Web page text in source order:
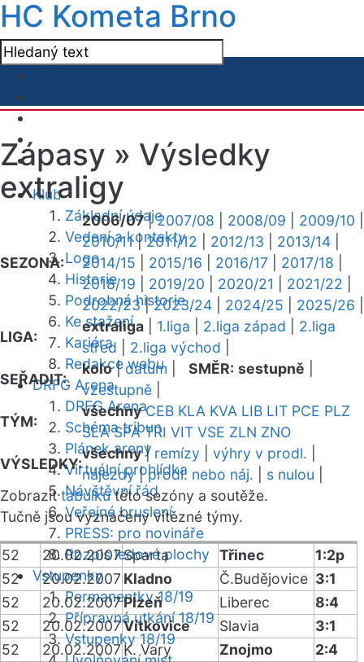
HC Kometa Brno
Klub
Základní údaje
Vedení a kontakty
Logo
Historie
Podrobná historie
Ke stažení
Kariéra
Redakce webu
DRFG Arena
DRFG Arena
Schéma tribun
Plánek areny
Virtuální prohlídka
Návštěvní řád
Veřejné bruslení
PRESS: pro novináře
Rozpis ledové plochy
Vstupenky
Permanentky 18/19
Přípravná utkání 18/19
Vstupenky 18/19
Zápasy » Výsledky
extraligy
SEZONA:
2006/07|2007/08 2008/09 2009/10
2010/11|2011/12 2012/13 2013/14
2014/15
2015/16 2016/17 2017/18
2018/19
2019/20 2020/21 2021/22
2022/23|2023/24 2024/25 2025/26
LIGA:
extraliga 1.liga 2.liga západ
2.liga
střed
2.liga východ
SEŘADIT:
kolo|datum SMĚR: sestupně
vzestupně
TÝM:
všechny CEB KLA KVA LIB LIT PCE PLZ
SLA SPA TRI VIT VSE ZLN ZNO
VÝSLEDKY:
všechny| remízy výhry v prodl.
nájezdy|prodl. nebo náj. s nulou
Zobrazittabulkutéto sezóny a soutěže.
Tučně jsou vyznačeny vítězné týmy.
52 20.02.2007Sparta Třinec
1:2p
52
20.02.2007 Kladno Č.Budějovice 3:1
52
20.02.2007Plzeň Liberec
8:4
52
20.02.2007Vítkovice Slavia
3:1
52
20.02.2007K. Vary Znojmo
2:4